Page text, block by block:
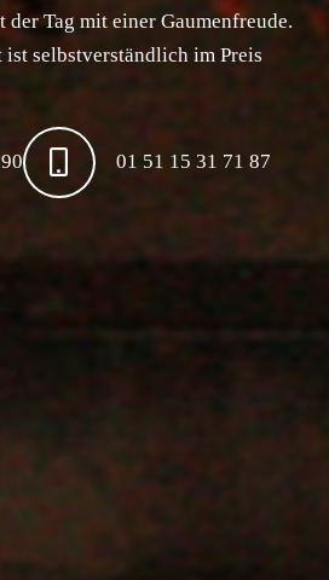
der Tag mit einer Gaumenfreude.
selbstverständlich im Preis
01 51 15 31 71 87